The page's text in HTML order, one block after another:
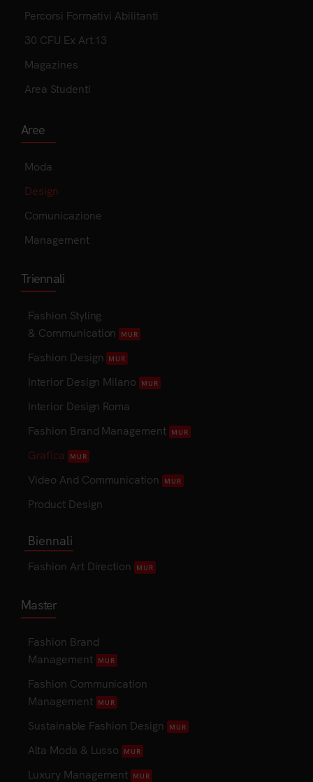
Percorsi Formativi Abilitanti
30 CFU Ex Art.13
Magazines
Area Studenti
Aree
Moda
Design
Comunicazione
Management
Triennali
Fashion Styling
& Communication MUR
Fashion Design MUR
Interior Design Milano MUR
Interior Design Roma
Fashion Brand Management MUR
Grafica MUR
Video And Communication MUR
Product Design
Biennali
Fashion Art Direction MUR
Master
Fashion Brand
Management MUR
Fashion Communication
Management MUR
Sustainable Fashion Design MUR
Alta Moda & Lusso MUR
Luxury Management MUR